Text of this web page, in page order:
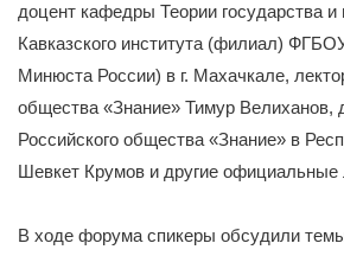
доцент кафедры Теории государства
Кавказского института (филиал)
Минюста России) в г. Махачкале,
общества «Знание» Тимур Велиханов,
Российского общества «Знание» в
Шевкет Крумов и другие официальные
В ходе форума спикеры обсудили